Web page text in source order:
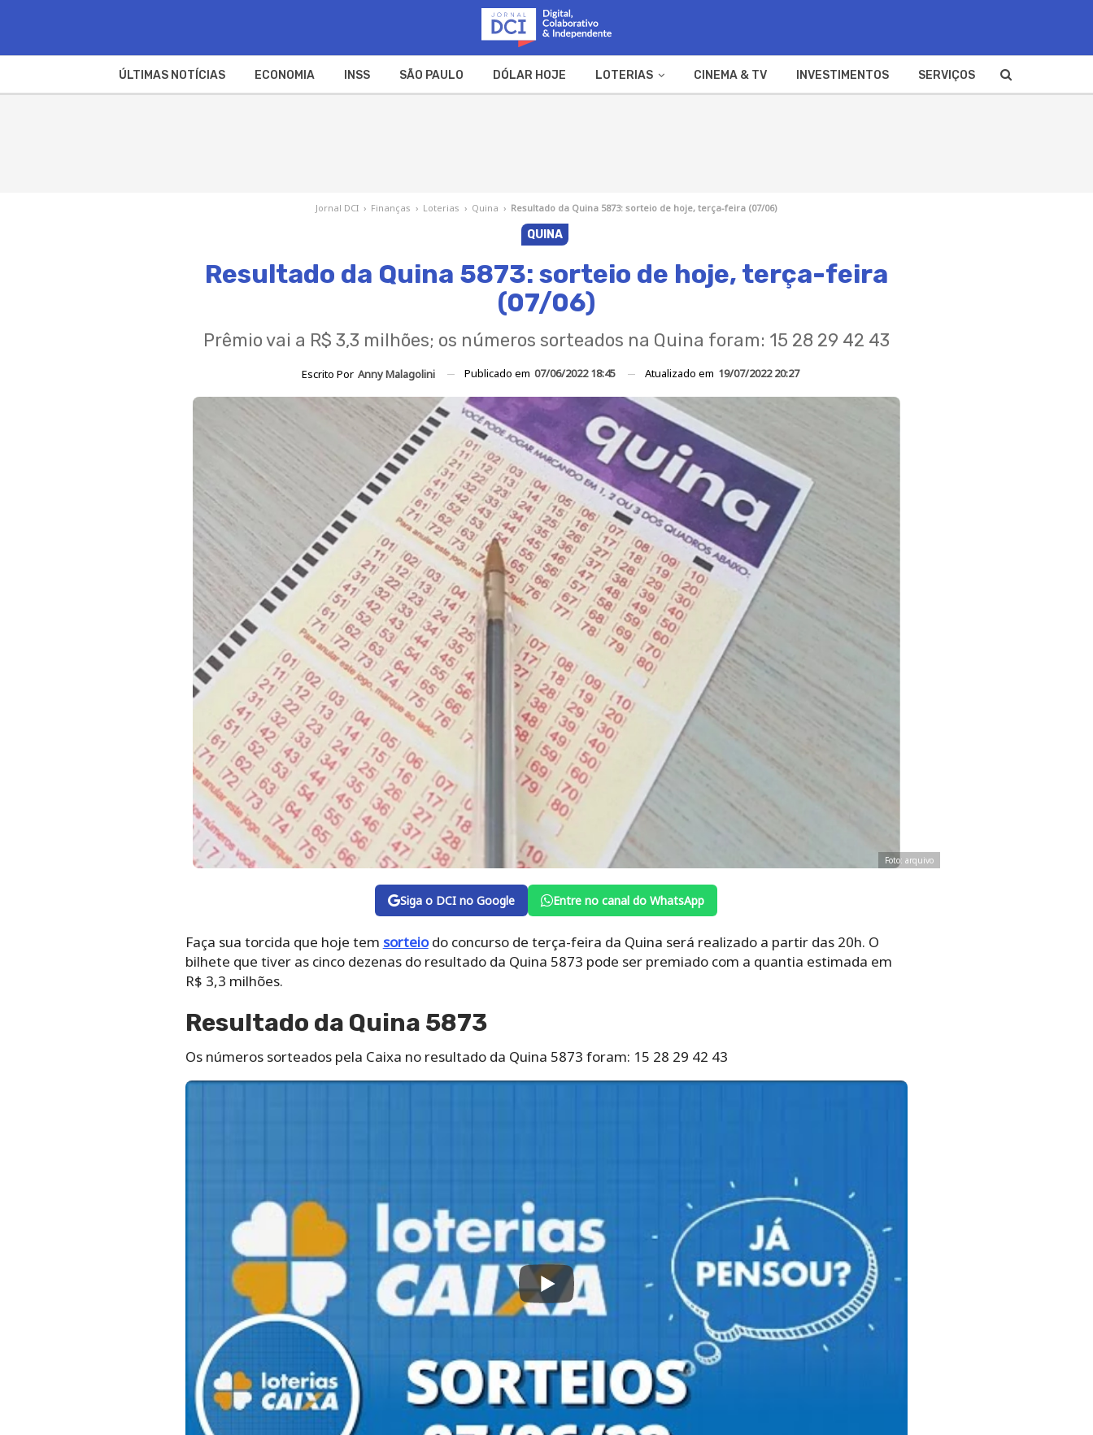
ÚLTIMAS NOTÍCIAS ECONOMIA INSS SÃO PAULO DÓLAR HOJE LOTERIAS CINEMA & TV INVESTIMENTOS SERVIÇOS
Jornal DCI › Finanças › Loterias › Quina › Resultado da Quina 5873: sorteio de hoje, terça-feira (07/06)
QUINA
Resultado da Quina 5873: sorteio de hoje, terça-feira
(07/06)
Prêmio vai a R$ 3,3 milhões; os números sorteados na Quina foram: 15 28 29 42 43
Escrito Por Anny Malagolini Publicado em 07/06/2022 18:45 Atualizado em 19/07/2022 20:27
Foto: arquivo
Siga o DCI no Google Entre no canal do WhatsApp
Faça sua torcida que hoje tem sorteiodo concurso de terça-feira da Quina será realizado a partir das 20h. O
bilhete que tiver as cinco dezenas do resultado da Quina 5873 pode ser premiado com a quantia estimada em
R$ 3,3 milhões.
Resultado da Quina 5873
Os números sorteados pela Caixa no resultado da Quina 5873 foram: 15 28 29 42 43